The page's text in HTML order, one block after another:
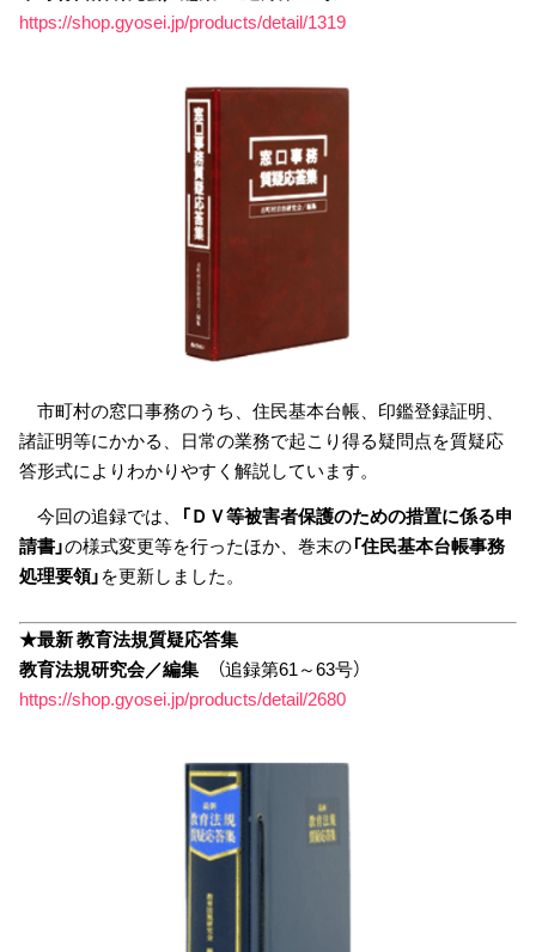
https://shop.gyosei.jp/products/detail/1319
市町村の窓口事務のうち、住民基本台帳、印鑑登録証明、
諸証明等にかかる、日常の業務で起こり得る疑問点を質疑応
答形式によりわかりやすく解説しています。
今回の追録では、
「ＤＶ等被害者保護のための措置に係る申
請書」の様式変更等を行ったほか、巻末の「住民基本台帳事務
処理要領」を更新しました。
★最新 教育法規質疑応答集
教育法規研究会／編集
（追録第61～63号）
https://shop.gyosei.jp/products/detail/2680